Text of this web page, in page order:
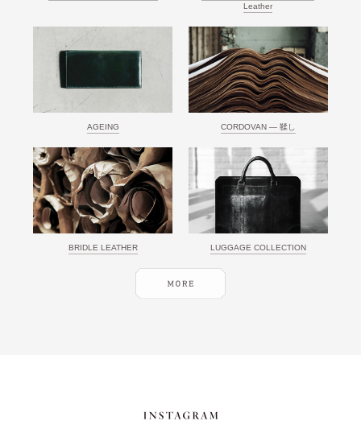
Leather
AGEING CORDOVAN ― 鞣し
BRIDLE LEATHER LUGGAGE COLLECTION